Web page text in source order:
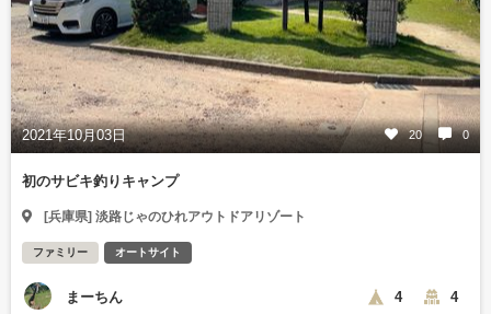
2021年10月03日 20 0
初のサビキ釣りキャンプ
[兵庫県] 淡路じゃのひれアウトドアリゾート
ファミリー オートサイト
まーちん 4 4